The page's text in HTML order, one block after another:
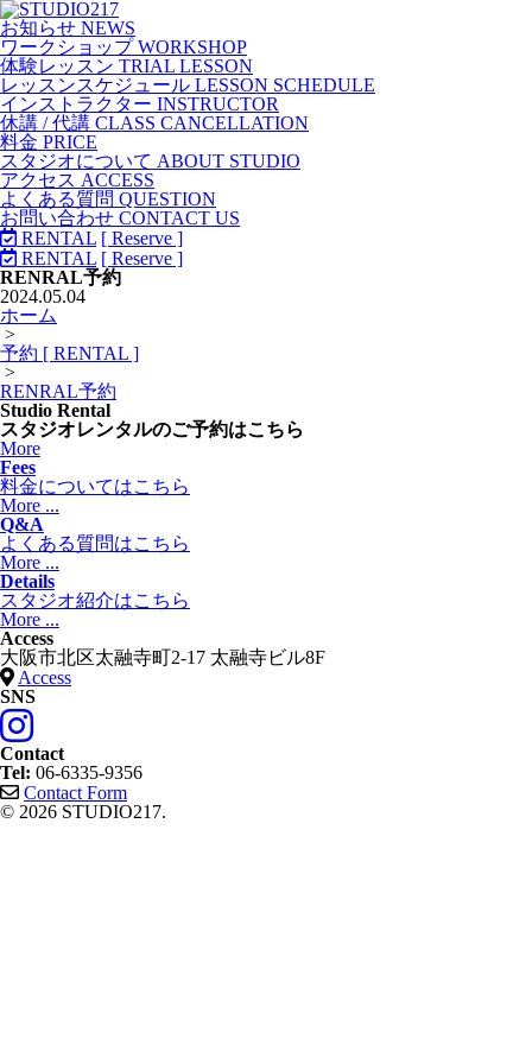
お知らせ NEWS
ワークショップ WORKSHOP
体験レッスン TRIAL LESSON
レッスンスケジュール LESSON SCHEDULE
インストラクター INSTRUCTOR
休講 / 代講 CLASS CANCELLATION
料金 PRICE
スタジオについて ABOUT STUDIO
アクセス ACCESS
よくある質問 QUESTION
お問い合わせ CONTACT US
RENTAL [ Reserve ]
RENTAL [ Reserve ]
RENRAL予約
2024.05.04
ホーム
>
予約 [ RENTAL ]
>
RENRAL予約
Studio Rental
スタジオレンタルのご予約はこちら
More
Fees
料金についてはこちら
More ...
Q&A
よくある質問はこちら
More ...
Details
スタジオ紹介はこちら
More ...
Access
大阪市北区太融寺町2-17 太融寺ビル8F
Access
SNS
Contact
Tel: 06-6335-9356
Contact Form
© 2026 STUDIO217.